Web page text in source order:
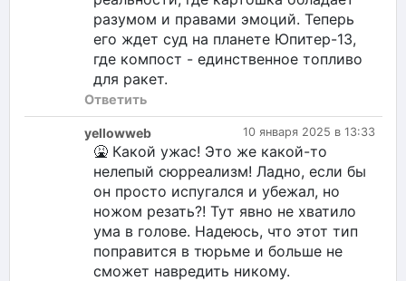
разумом и правами эмоций. Теперь
его ждет суд на планете Юпитер-13,
где компост - единственное топливо
для ракет.
Ответить
10 января 2025 в 13:33
yellowweb
🤮 Какой ужас! Это же какой-то
нелепый сюрреализм! Ладно, если бы
он просто испугался и убежал, но
ножом резать?! Тут явно не хватило
ума в голове. Надеюсь, что этот тип
поправится в тюрьме и больше не
сможет навредить никому.